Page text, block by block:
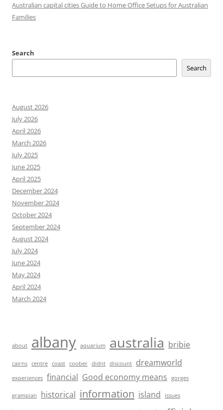
Australian capital cities Guide to Home Office Setups for Australian
Families
Search
Search
August 2026
July 2026
April 2026
March 2026
July 2025
June 2025
April 2025
December 2024
November 2024
October 2024
September 2024
August 2024
July 2024
June 2024
May 2024
April 2024
March 2024
about albany aquarium australia bribie
cairns centre coast coober didnt discount dreamworld
experiences financial Good economy means gorges
grampian historical information island issues